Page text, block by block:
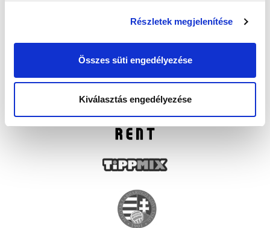
Részletek megjelenítése
Összes süti engedélyezése
Kiválasztás engedélyezése